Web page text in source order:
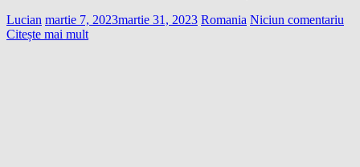
Lucian martie 7, 2023martie 31, 2023 Romania Niciun comentariu
Citește mai mult